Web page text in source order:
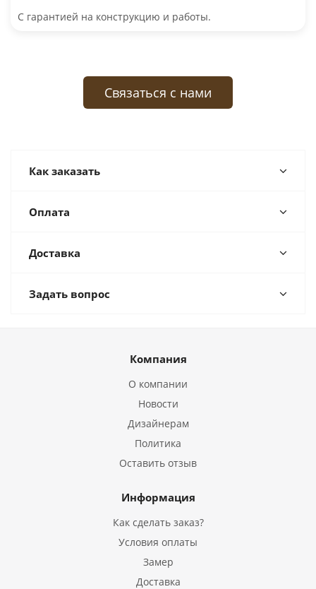
С гарантией на конструкцию и работы.
Связаться с нами
Как заказать
Оплата
Доставка
Задать вопрос
Компания
О компании
Новости
Дизайнерам
Политика
Оставить отзыв
Информация
Как сделать заказ?
Условия оплаты
Замер
Доставка